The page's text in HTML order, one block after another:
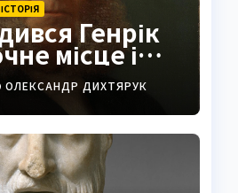
ІСТОРІЯ
Генрік
місце і
ОЛЕКСАНДР ДИХТЯРУК